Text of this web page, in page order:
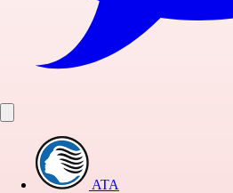
ATA